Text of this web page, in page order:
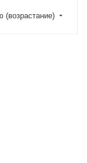
(возрастание)